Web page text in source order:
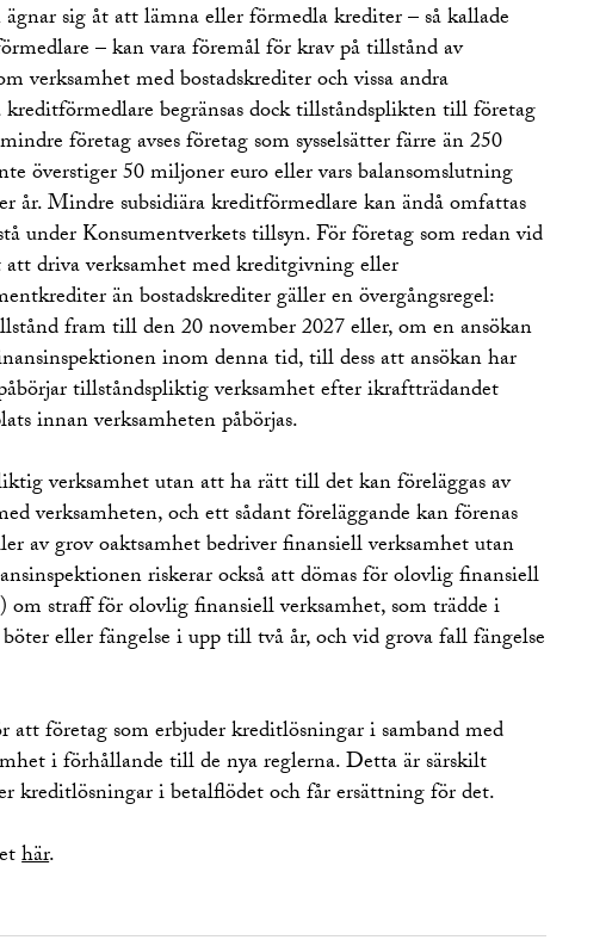
sig åt att lämna eller förmedla krediter – så kallade
– kan vara föremål för krav på tillstånd av
verksamhet med bostadskrediter och vissa andra
begränsas dock tillståndsplikten till företag
företag avses företag som sysselsätter färre än 250
överstiger 50 miljoner euro eller vars balansomslutning
år. Mindre subsidiära kreditförmedlare kan ändå omfattas
under Konsumentverkets tillsyn. För företag som redan vid
driva verksamhet med kreditgivning eller
än bostadskrediter gäller en övergångsregel:
fram till den 20 november 2027 eller, om en ansökan
inom denna tid, till dess att ansökan har
tillståndspliktig verksamhet efter ikraftträdandet
innan verksamheten påbörjas.
verksamhet utan att ha rätt till det kan föreläggas av
verksamheten, och ett sådant föreläggande kan förenas
av grov oaktsamhet bedriver finansiell verksamhet utan
riskerar också att dömas för olovlig finansiell
om straff för olovlig finansiell verksamhet, som trädde i
eller fängelse i upp till två år, och vid grova fall fängelse
att företag som erbjuder kreditlösningar i samband med
i förhållande till de nya reglerna. Detta är särskilt
kreditlösningar i betalflödet och får ersättning för det.
här.